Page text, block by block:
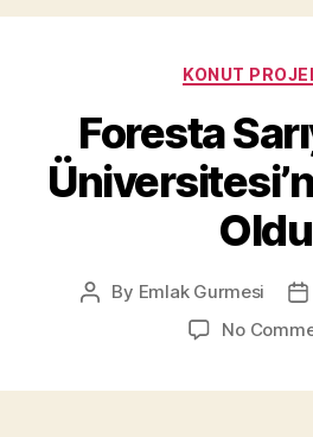
KONUT
Foresta
Oldu
Post
By Emlak Gurmesi
No